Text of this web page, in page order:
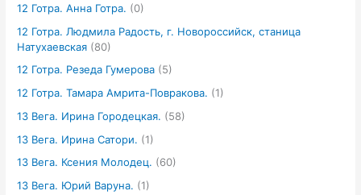
12 Готра. Анна Готра. (0)
12 Готра. Людмила Радость, г. Новороссийск, станица
Натухаевская (80)
12 Готра. Резеда Гумерова (5)
12 Готра. Тамара Амрита-Повракова. (1)
13 Вега. Ирина Городецкая. (58)
13 Вега. Ирина Сатори. (1)
13 Вега. Ксения Молодец. (60)
13 Вега. Юрий Варуна. (1)